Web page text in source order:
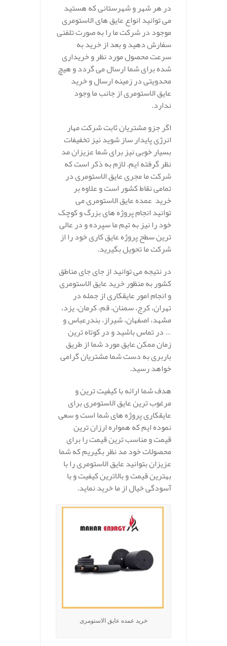
در هر شهر و شهرستانی که هستید
می توانید انواع عایق های الاستومری
موجود در شرکت ما را به صورت تلفنی
سفارش دهید و بعد از خرید به
سرعت محصول مورد نظر و خریداری
شده برای شما ارسال می گردد و هیچ
محدویتی در زمینه ارسال و خرید
عایق الاستومری از جانب ما وجود
ندارد.
اگر جزو مشتریان ثابت شرکت مهار
انرژی پایدار ساز شوید نیز تخفیفات
بسیار خوبی نیز برای شما عزیزان مد
نظر گرفته ایم. لازم به ذکر است که
شرکت ما مجری عایق الاستومری در
تمامی نقاط کشور است و علاوه بر
خرید عمده عایق الاستومری می
توانید انجام پروژه های بزرگ و کوچک
خود را نیز به تیم ما سپرده و در عالی
ترین سطح پروژه عایق کاری خود را از
شرکت ما تحویل بگیرید.
در نتیجه می توانید از جای جای مناطق
کشور به منظور خرید عایق الاستومری
و انجام امور عایقکاری از جمله در
تهران، کرج، سمنان، قم، کرمان، یزد،
مشهد، اصفهان، شیراز، بندرعباس و
… در تماس باشید و در کوتاه ترین
زمان ممکن عایق مورد شما از طریق
باربری به دست شما مشتریان گرامی
خواهد رسید.
هدف شما ارائه با کیفیت ترین و
مرغوب ترین عایق الاستومری برای
عایقکاری پروژه های شما است و سعی
نموده ایم که همواره ارزان ترین
قیمت و مناسب ترین قیمت را برای
محصولات خود مد نظر بگیریم که شما
عزیزان بتوانید عایق الاستومری را با
بهترین قیمت و بالاترین کیفیت و با
آسودگی خیال از ما خرید نماید.
خرید عمده عایق الاستومری